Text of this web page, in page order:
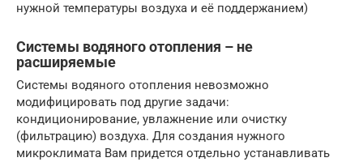
нужной температуры воздуха и её поддержанием)
Системы водяного отопления – не
расширяемые
Системы водяного отопления невозможно
модифицировать под другие задачи:
кондиционирование, увлажнение или очистку
(фильтрацию) воздуха. Для создания нужного
микроклимата Вам придется отдельно устанавливать